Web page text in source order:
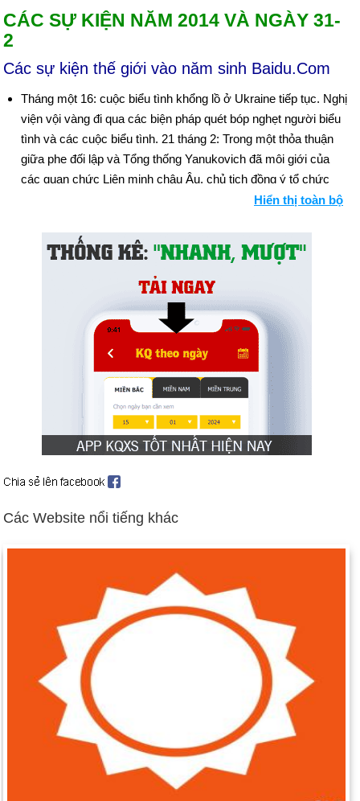
CÁC SỰ KIỆN NĂM 2014 VÀ NGÀY 31-
2
Các sự kiện thế giới vào năm sinh Baidu.Com
Tháng một 16: cuộc biểu tình khổng lồ ở Ukraine tiếp tục. Nghị
viện vội vàng đi qua các biện pháp quét bóp nghẹt người biểu
tình và các cuộc biểu tình. 21 tháng 2: Trong một thỏa thuận
giữa phe đối lập và Tổng thống Yanukovich đã môi giới của
các quan chức Liên minh châu Âu, chủ tịch đồng ý tổ chức
bầu cử vào cuối năm nay và chấp nhận sự yếu đi của tổng
Yanukovich chạy trốn Kiev vào ngày 22 tháng 2, và một chính
phủ lâm thời được đưa ra. Ngày hôm sau, Quốc hội bỏ phiếu
để cung cấp cho loa Oleksandr Turchynov thẩm quyền thực
hiện trách nhiệm của tổng thống. Yanukovich, tuy nhiên, khẳng
định rằng anh vẫn còn trong văn phòng. 27 tháng 2: Các cuộc
biểu tình chống lại các biến của các sự kiện ở Ukraine phá vỡ
ra trong Simferopol, thủ đô của Crimea, một khu vực ủng hộ
Nga ở miền đông Ukraine. tay súng đeo mặt nạ, được cho là
cực đoan dân tộc Nga, đi qua nhiều tòa nhà chính phủ và nâng
cao lá cờ Nga. 28 Tháng 2: tay súng Tương tự phủ xuất hiện
tại hai sân bay tại Simferopol. Không có báo cáo về bạo lực
dậy ly khai có thể nổ ra. Nga phủ nhận bất kỳ sự tham gia của
do cần thiết phải bảo vệ người Nga từ ultranationalists cực
di chuyển tia lửa phẫn nộ quốc tế và lên án. Ngày 06 tháng 3:
Hoa Kỳ áp đặt lệnh trừng phạt với các quan chức Nga, cố vấn,
và các cá nhân khác, những người đã được tham gia trong
các phá hoại dân chủ ở Crimea. Crimean Quốc hội chấp thuận
một cuộc trưng cầu, dự kiến ​​vào tháng 16, yêu cầu cử tri nếu
họ muốn ly khai khỏi Ukraine và được sáp nhập vào Nga. 16
Tháng Ba: Gần 97% cử tri tại Crimea chọn ly khai khỏi Ukraine
trong cuộc trưng cầu. 17 tháng 3: Quốc hội Crimean tuyên bố
khu vực độc lập và chính thức tìm thôn tính của người Nga.
Cùng ngày, ông Obama đã áp đặt lệnh trừng phạt kinh tế hơn.
21 tháng 3: Liên minh châu Âu và Ukraine ký một phần của
Hiển thị toàn bộ
Các Website nổi tiếng khác